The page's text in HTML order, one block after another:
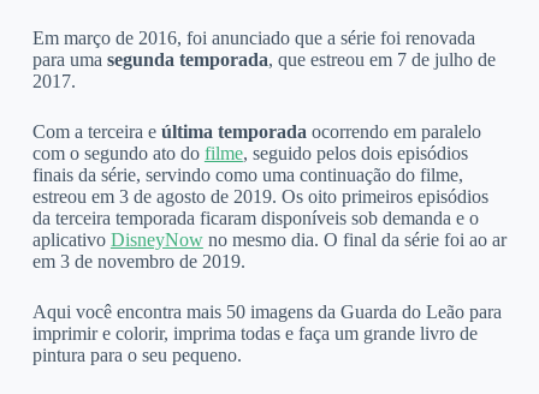
Em março de 2016, foi anunciado que a série foi renovada
para uma segunda temporada, que estreou em 7 de julho de
2017.
Com a terceira e última temporada ocorrendo em paralelo
com o segundo ato do filme, seguido pelos dois episódios
finais da série, servindo como uma continuação do filme,
estreou em 3 de agosto de 2019. Os oito primeiros episódios
da terceira temporada ficaram disponíveis sob demanda e o
aplicativo DisneyNowno mesmo dia. O final da série foi ao ar
em 3 de novembro de 2019.
Aqui você encontra mais 50 imagens da Guarda do Leão para
imprimir e colorir, imprima todas e faça um grande livro de
pintura para o seu pequeno.